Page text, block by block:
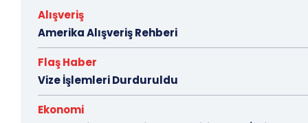
Alışveriş
Amerika Alışveriş Rehberi
Flaş Haber
Vize İşlemleri Durduruldu
Ekonomi